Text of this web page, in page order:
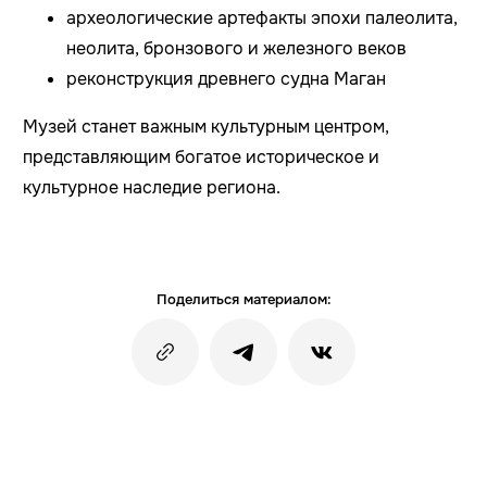
археологические артефакты эпохи палеолита,
неолита, бронзового и железного веков
реконструкция древнего судна Маган
Музей станет важным культурным центром,
представляющим богатое историческое и
культурное наследие региона.
Поделиться материалом: